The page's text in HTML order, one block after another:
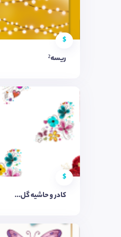
$
ریسه²
$
کادر و حاشیه گل...